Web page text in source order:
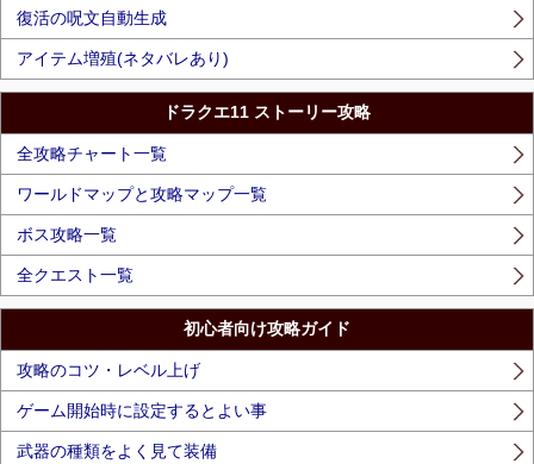
復活の呪文自動生成
アイテム増殖(ネタバレあり)
ドラクエ11 ストーリー攻略
全攻略チャート一覧
ワールドマップと攻略マップ一覧
ボス攻略一覧
全クエスト一覧
初心者向け攻略ガイド
攻略のコツ・レベル上げ
ゲーム開始時に設定するとよい事
武器の種類をよく見て装備